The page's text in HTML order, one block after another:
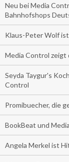
Neu bei Media
Bahnhofshops
Klaus-Peter Wolf
Media Control zeigt
Seyda Taygur's
Control
Promibuecher, die
BookBeat und
Angela Merkel ist